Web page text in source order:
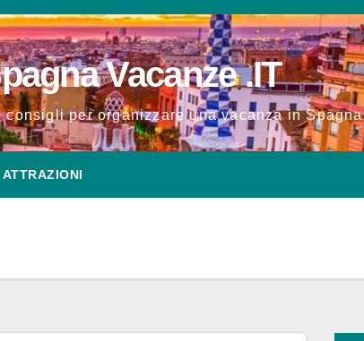
Vacanze .IT
consigli per organizzare una vacanza in Spagna
ATTRAZIONI